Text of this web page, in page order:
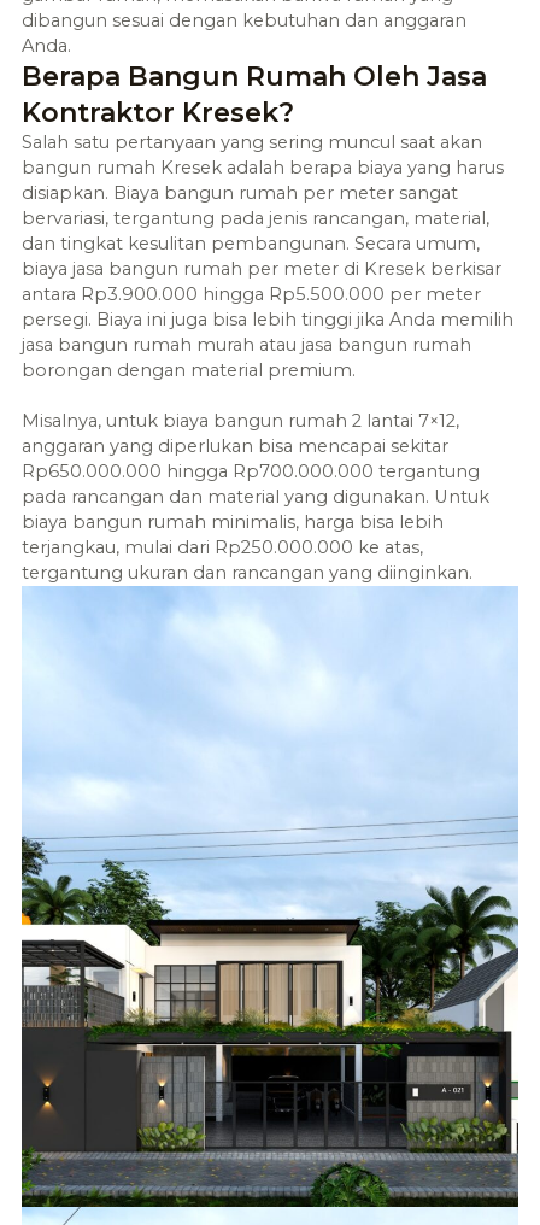
dibangun sesuai dengan kebutuhan dan anggaran
Anda.
Berapa Bangun Rumah Oleh Jasa
Kontraktor Kresek?
Salah satu pertanyaan yang sering muncul saat akan
bangun rumah Kresek adalah berapa biaya yang harus
disiapkan. Biaya bangun rumah per meter sangat
bervariasi, tergantung pada jenis rancangan, material,
dan tingkat kesulitan pembangunan. Secara umum,
biaya jasa bangun rumah per meter di Kresek berkisar
antara Rp3.900.000 hingga Rp5.500.000 per meter
persegi. Biaya ini juga bisa lebih tinggi jika Anda memilih
jasa bangun rumah murah atau jasa bangun rumah
borongan dengan material premium.
Misalnya, untuk biaya bangun rumah 2 lantai 7×12,
anggaran yang diperlukan bisa mencapai sekitar
Rp650.000.000 hingga Rp700.000.000 tergantung
pada rancangan dan material yang digunakan. Untuk
biaya bangun rumah minimalis, harga bisa lebih
terjangkau, mulai dari Rp250.000.000 ke atas,
tergantung ukuran dan rancangan yang diinginkan.